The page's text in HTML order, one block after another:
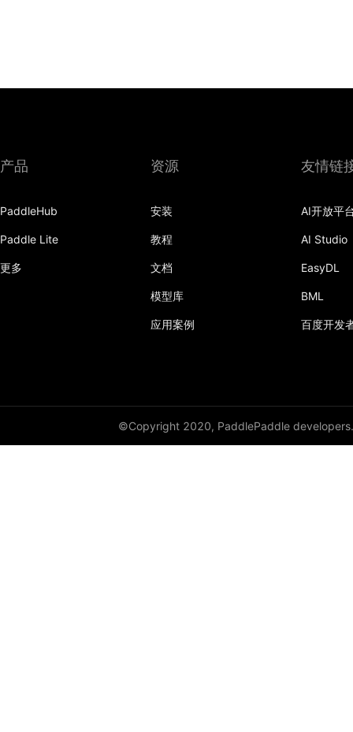
产品
PaddleHub
Paddle Lite
更多
资源
安装
教程
文档
模型库
应用案例
友情链
AI开放平
AI Studio
EasyDL
BML
百度开发
©Copyright 2020, PaddlePaddle developers.